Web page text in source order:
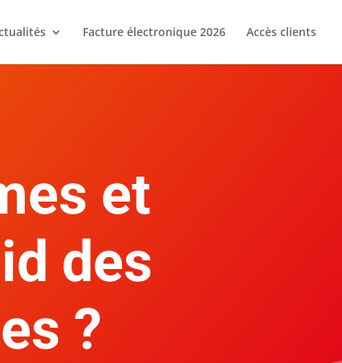
Facture électronique 2026 Accès clients
et
des
?